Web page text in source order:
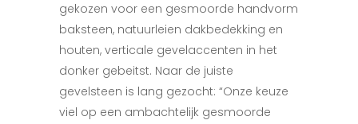
gekozen voor een gesmoorde handvorm
baksteen, natuurleien dakbedekking en
houten, verticale gevelaccenten in het
donker gebeitst. Naar de juiste
gevelsteen is lang gezocht: “Onze keuze
viel op een ambachtelijk gesmoorde